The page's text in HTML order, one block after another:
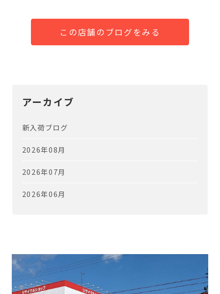
この店舗のブログをみる
アーカイブ
新入荷ブログ
2026年08月
2026年07月
2026年06月